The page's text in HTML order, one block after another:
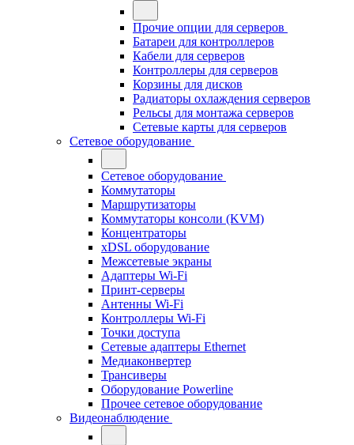
Прочие опции для серверов
Батареи для контроллеров
Кабели для серверов
Контроллеры для серверов
Корзины для дисков
Радиаторы охлаждения серверов
Рельсы для монтажа серверов
Сетевые карты для серверов
Сетевое оборудование
Сетевое оборудование
Коммутаторы
Маршрутизаторы
Коммутаторы консоли (KVM)
Концентраторы
xDSL оборудование
Межсетевые экраны
Адаптеры Wi-Fi
Принт-серверы
Антенны Wi-Fi
Контроллеры Wi-Fi
Точки доступа
Сетевые адаптеры Ethernet
Медиаконвертер
Трансиверы
Оборудование Powerline
Прочее сетевое оборудование
Видеонаблюдение